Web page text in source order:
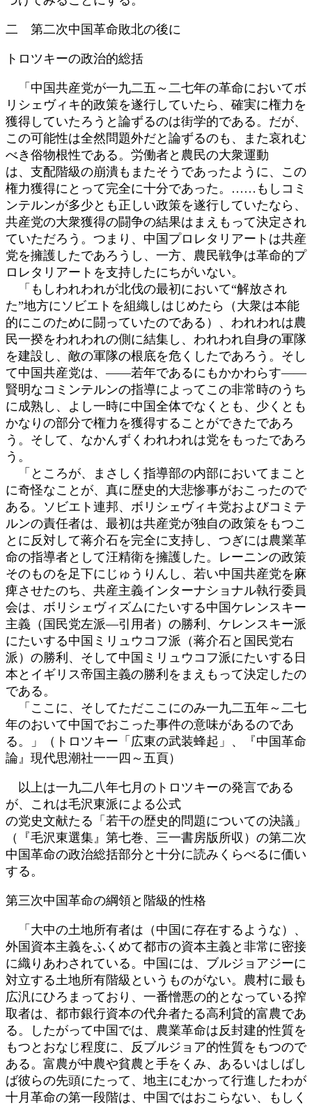
二 第二次中国革命敗北の後に
トロツキーの政治的総括
「中国共産党が一九二五～二七年の革命においてボ
リシェヴィキ的政策を遂行していたら、確実に権力を
獲得していたろうと論ずるのは街学的である。だが、
この可能性は全然問題外だと論ずるのも、また哀れむ
べき俗物根性である。労働者と農民の大衆運動
は、支配階級の崩潰もまたそうであったように、この
権力獲得にとって完全に十分であった。……もしコミ
ンテルンが多少とも正しい政策を遂行していたなら、
共産党の大衆獲得の闘争の結果はまえもって決定され
ていただろう。つまり、中国プロレタリアートは共産
党を擁護したであろうし、一方、農民戦争は革命的プ
ロレタリアートを支持したにちがいない。
「もしわれわれが北伐の最初において“解放され
た”地方にソビエトを組織しはじめたら（大衆は本能
的にこのために闘っていたのである）、われわれは農
民一揆をわれわれの側に結集し、われわれ自身の軍隊
を建設し、敵の軍隊の根底を危くしたであろう。そし
て中国共産党は、――若年であるにもかかわらす――
賢明なコミンテルンの指導によってこの非常時のうち
に成熟し、よし一時に中国全体でなくとも、少くとも
かなりの部分で権力を獲得することができたであろ
う。そして、なかんずくわれわれは党をもったであろ
う。
「ところが、まさしく指導部の内部においてまこと
に奇怪なことが、真に歴史的大悲惨事がおこったので
ある。ソビエト連邦、ボリシェヴィキ党およびコミテ
ルンの責任者は、最初は共産党が独自の政策をもつこ
とに反対して蒋介石を完全に支持し、つぎには農業革
命の指導者として汪精衛を擁護した。レーニンの政策
そのものを足下にじゅうりんし、若い中国共産党を麻
痺させたのち、共産主義インターナショナル執行委員
会は、ボリシェヴィズムにたいする中国ケレンスキー
主義（国民党左派―引用者）の勝利、ケレンスキー派
にたいする中国ミリュウコフ派（蒋介石と国民党右
派）の勝利、そして中国ミリュウコフ派にたいする日
本とイギリス帝国主義の勝利をまえもって決定したの
である。
「ここに、そしてただここにのみ一九二五年～二七
年のおいて中国でおこった事件の意味があるのであ
る。」（トロツキー「広東の武装蜂起」、『中国革命
論』現代思潮社一一四～五頁）
以上は一九二八年七月のトロツキーの発言である
が、これは毛沢東派による公式
の党史文献たる「若干の歴史的問題についての決議」
（『毛沢東選集』第七巻、三一書房版所収）の第二次
中国革命の政治総括部分と十分に読みくらべるに価い
する。
第三次中国革命の綱領と階級的性格
「大中の土地所有者は（中国に存在するような）、
外国資本主義をふくめて都市の資本主義と非常に密接
に織りあわされている。中国には、ブルジョアジーに
対立する土地所有階級というものがない。農村に最も
広汎にひろまっており、一番憎悪の的となっている搾
取者は、都市銀行資本の代弁者たる高利貸的富農であ
る。したがって中国では、農業革命は反封建的性質を
もつとおなじ程度に、反ブルジョア的性質をもつので
ある。富農が中農や貧農と手をくみ、あるいはしばし
ば彼らの先頭にたって、地主にむかって行進したわが
十月革命の第一段階は、中国ではおこらない、もしく